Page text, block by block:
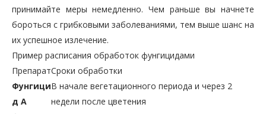
принимайте меры немедленно. Чем раньше вы начнете
бороться с грибковыми заболеваниями, тем выше шанс на
их успешное излечение.
Пример расписания обработок фунгицидами
ПрепаратСроки обработки
Фунгици
д А
В начале вегетационного периода и через 2
недели после цветения